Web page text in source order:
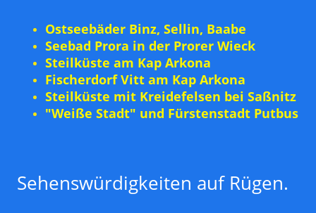
Ostseebäder Binz, Sellin, Baabe
Seebad Prora in der Prorer Wieck
Steilküste am Kap Arkona
Fischerdorf Vitt am Kap Arkona
Steilküste mit Kreidefelsen bei Saßnitz
"Weiße Stadt" und Fürstenstadt Putbus
Sehenswürdigkeiten auf Rügen.